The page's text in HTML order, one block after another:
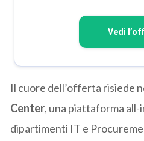
Vedi
Il cuore dell’offerta risiede
Center, una piattaforma
dipartimenti IT e